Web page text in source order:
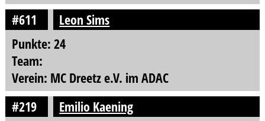
#611
Leon Sims
Punkte: 24
Team:
Verein: MC Dreetz e.V. im ADAC
#219
Emilio Kaening